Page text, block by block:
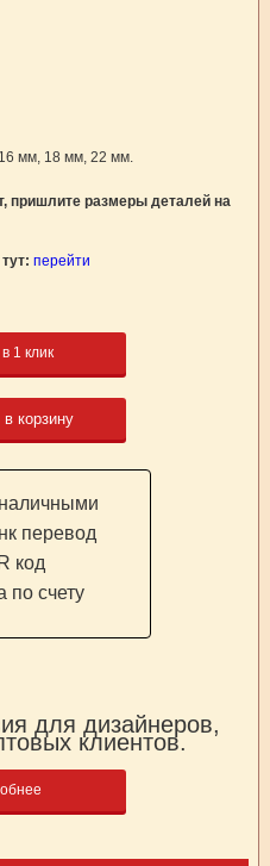
мм, 18 мм, 22 мм.
пришлите размеры деталей на
перейти
1 клик
корзину
перевод
код
по счету
для дизайнеров,
клиентов.